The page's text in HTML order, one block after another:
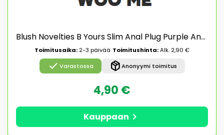
Blush Novelties B Yours Slim Anal Plug Purple Anaalitappi
Toimitusaika: 2-3 päivää Toimitushinta:Alk. 2,90 €
check Varastossa package_2Anonyymi toimitus
4,90 €
Kauppaan chevron_right